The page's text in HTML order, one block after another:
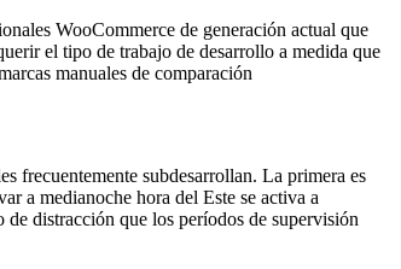
WooCommerce de generación actual que
el tipo de trabajo de desarrollo a medida que
manuales de comparación
frecuentemente subdesarrollan. La primera es
a medianoche hora del Este se activa a
distracción que los períodos de supervisión